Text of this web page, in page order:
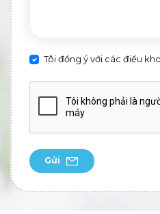
Tôi đồng ý với các điều
Gửi